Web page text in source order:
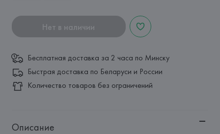
Нет в наличии
Бесплатная доставка за 2 часа по Минску
Быстрая доставка по Беларуси и России
Количество товаров без ограничений
Описание